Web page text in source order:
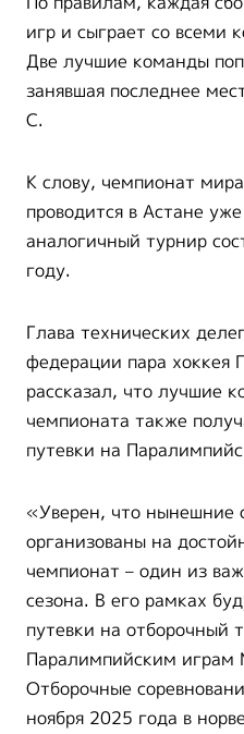
игр и сыграет со всеми
Две лучшие команды
занявшая последнее
С.
К слову, чемпионат
проводится в Астане
аналогичный турнир
году.
Глава технических
федерации пара хоккея
рассказал, что лучшие
чемпионата также
путевки на
«Уверен, что нынешние
организованы на
чемпионат – один из
сезона. В его рамках
путевки на отборочный
Паралимпийским
Отборочные
ноября 2025 года в